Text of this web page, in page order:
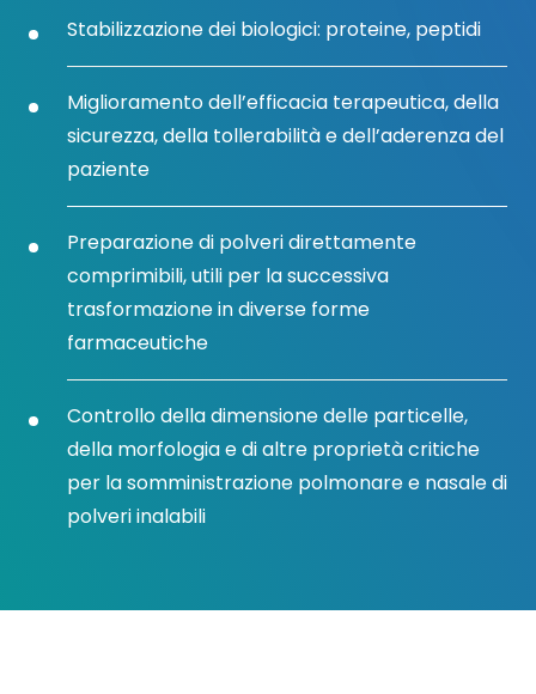
Stabilizzazione dei biologici: proteine, peptidi
Miglioramento dell’efficacia terapeutica, della
sicurezza, della tollerabilità e dell’aderenza del
paziente
Preparazione di polveri direttamente
comprimibili, utili per la successiva
trasformazione in diverse forme
farmaceutiche
Controllo della dimensione delle particelle,
della morfologia e di altre proprietà critiche
per la somministrazione polmonare e nasale di
polveri inalabili